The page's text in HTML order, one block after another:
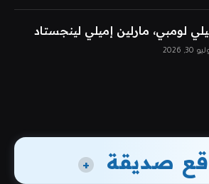
لومبي، مارلين إميلي لينجستاد
30, 2026
صديقة +